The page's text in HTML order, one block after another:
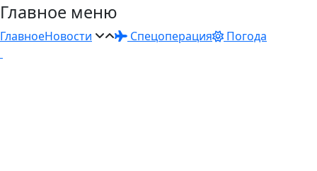
Главное меню
ГлавноеНовости Спецоперация Погода